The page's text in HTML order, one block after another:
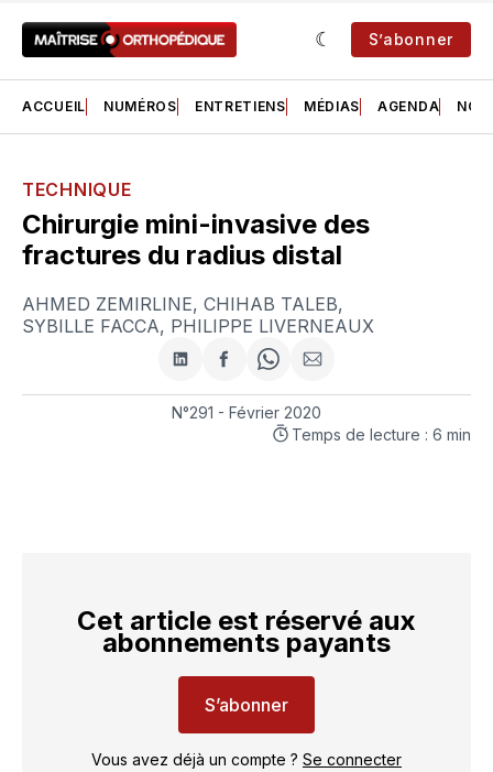
S’abonner
ACCUEIL NUMÉROS ENTRETIENS MÉDIAS AGENDA NOS
TECHNIQUE
Chirurgie mini-invasive des
fractures du radius distal
AHMED ZEMIRLINE, CHIHAB TALEB,
SYBILLE FACCA, PHILIPPE LIVERNEAUX
Partager
sur
LinkedIn
Partager
sur
Facebook
Share
on
WhatsApp
Partager
par
courriel
N°291 - Février 2020
Temps de lecture : 6 min
Cet article est réservé aux
abonnements payants
S’abonner
Vous avez déjà un compte ? Se connecter